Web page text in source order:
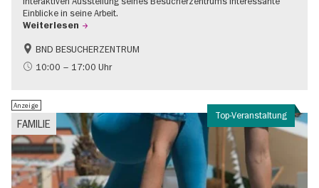
Einblicke in seine Arbeit.
Weiterlesen
Geschichte
Gratis
BND BESUCHERZENTRUM
10:00 – 17:00 Uhr
Top-Veranstaltung
FAMILIE
Anzeige